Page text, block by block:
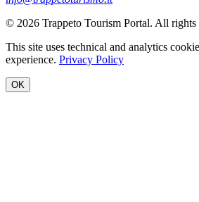
© 2026 Trappeto Tourism Portal. All rights
This site uses technical and analytics
experience. Privacy Policy
OK